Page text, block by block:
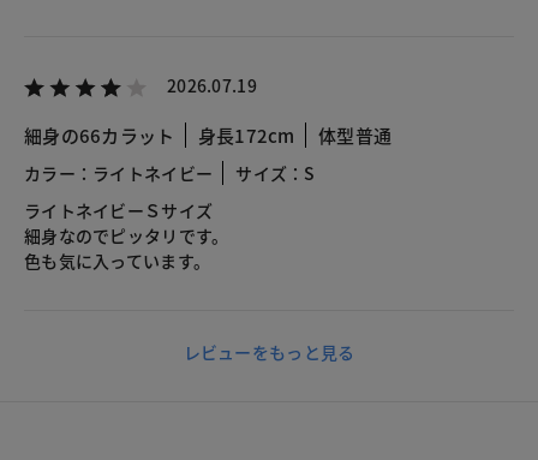
2026.07.19
細身の66カラット 身長172cm 体型普通
カラー：ライトネイビー
サイズ：S
ライトネイビーＳサイズ
細身なのでピッタリです。
色も気に入っています。
レビューをもっと見る